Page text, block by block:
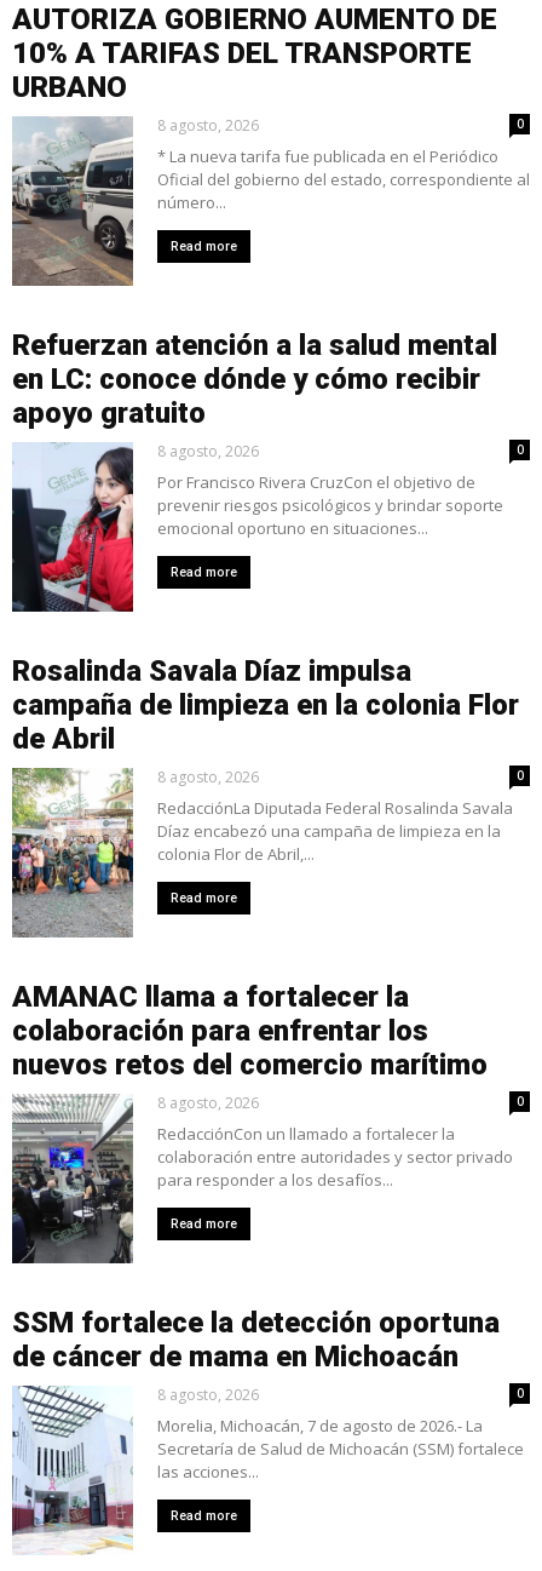
AUTORIZA GOBIERNO AUMENTO DE
10% A TARIFAS DEL TRANSPORTE
URBANO
8 agosto, 2026 0
* La nueva tarifa fue publicada en el Periódico
Oficial del gobierno del estado, correspondiente al
número...
Read more
Refuerzan atención a la salud mental
en LC: conoce dónde y cómo recibir
apoyo gratuito
8 agosto, 2026 0
Por Francisco Rivera CruzCon el objetivo de
prevenir riesgos psicológicos y brindar soporte
emocional oportuno en situaciones...
Read more
Rosalinda Savala Díaz impulsa
campaña de limpieza en la colonia Flor
de Abril
8 agosto, 2026 0
RedacciónLa Diputada Federal Rosalinda Savala
Díaz encabezó una campaña de limpieza en la
colonia Flor de Abril,...
Read more
AMANAC llama a fortalecer la
colaboración para enfrentar los
nuevos retos del comercio marítimo
8 agosto, 2026 0
RedacciónCon un llamado a fortalecer la
colaboración entre autoridades y sector privado
para responder a los desafíos...
Read more
SSM fortalece la detección oportuna
de cáncer de mama en Michoacán
8 agosto, 2026 0
Morelia, Michoacán, 7 de agosto de 2026.- La
Secretaría de Salud de Michoacán (SSM) fortalece
las acciones...
Read more